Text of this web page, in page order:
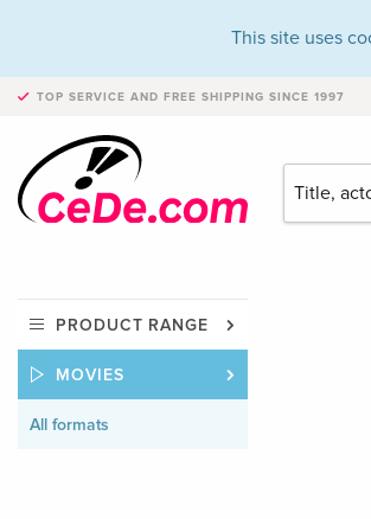
This site uses
TOP SERVICE AND FREE SHIPPING SINCE 1997
PRODUCT RANGE
MOVIES
All formats